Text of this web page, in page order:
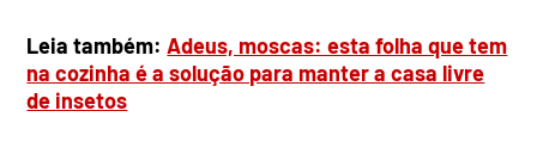
Leia também:Adeus, moscas: esta folha que tem
na cozinha é a solução para manter a casa livre
de insetos